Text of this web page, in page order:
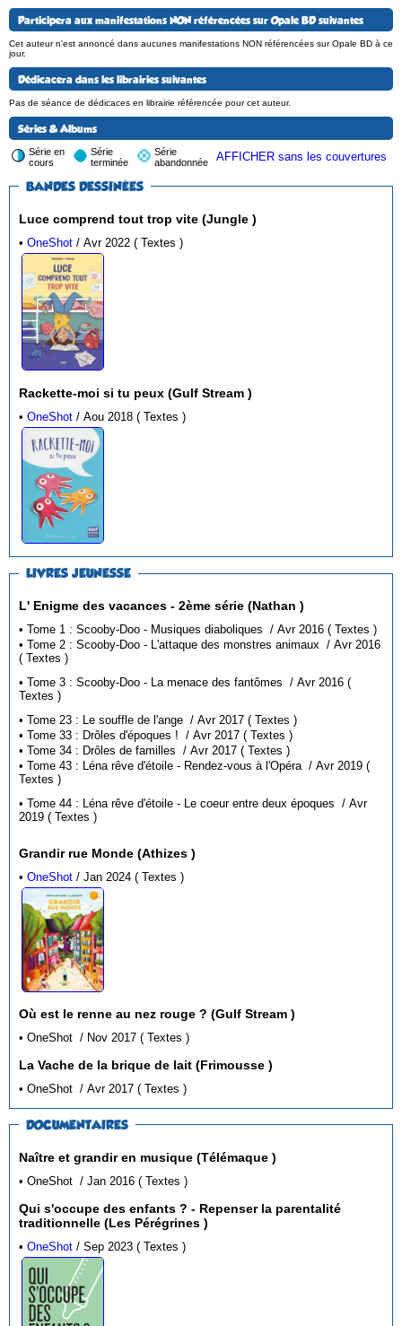
Participera aux manifestations NON référencées sur Opale BD suivantes
Cet auteur n'est annoncé dans aucunes manifestations NON référencées sur Opale BD à ce
jour.
Dédicacera dans les librairies suivantes
Pas de séance de dédicaces en librairie référencée pour cet auteur.
Séries & Albums
Série en
cours
Série
terminée
Série
abandonnée
AFFICHER sans les couvertures
BANDES DESSINÉES
Luce comprend tout trop vite (Jungle )
•OneShot / Avr 2022 ( Textes )
Rackette-moi si tu peux (Gulf Stream )
•OneShot / Aou 2018 ( Textes )
LIVRES JEUNESSE
L' Enigme des vacances - 2ème série (Nathan )
• Tome 1 : Scooby-Doo - Musiques diaboliques / Avr 2016 ( Textes )
• Tome 2 : Scooby-Doo - L'attaque des monstres animaux / Avr 2016
( Textes )
• Tome 3 : Scooby-Doo - La menace des fantômes / Avr 2016 (
Textes )
• Tome 23 : Le souffle de l'ange / Avr 2017 ( Textes )
• Tome 33 : Drôles d'époques ! / Avr 2017 ( Textes )
• Tome 34 : Drôles de familles / Avr 2017 ( Textes )
• Tome 43 : Léna rêve d'étoile - Rendez-vous à l'Opéra / Avr 2019 (
Textes )
• Tome 44 : Léna rêve d'étoile - Le coeur entre deux époques / Avr
2019 ( Textes )
Grandir rue Monde (Athizes )
•OneShot / Jan 2024 ( Textes )
Où est le renne au nez rouge ? (Gulf Stream )
• OneShot / Nov 2017 ( Textes )
La Vache de la brique de lait (Frimousse )
• OneShot / Avr 2017 ( Textes )
DOCUMENTAIRES
Naître et grandir en musique (Télémaque )
• OneShot / Jan 2016 ( Textes )
Qui s'occupe des enfants ? - Repenser la parentalité
traditionnelle (Les Pérégrines )
•OneShot / Sep 2023 ( Textes )